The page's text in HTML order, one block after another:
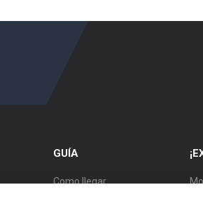
GUÍA
Como llegar